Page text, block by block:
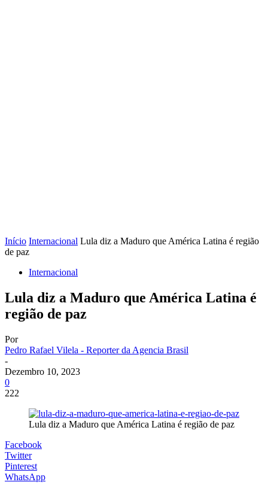
Início Internacional Lula diz a Maduro que América Latina é região
de paz
Internacional
Lula diz a Maduro que América Latina é
região de paz
Por
Pedro Rafael Vilela - Reporter da Agencia Brasil
-
Dezembro 10, 2023
0
222
Lula diz a Maduro que América Latina é região de paz
Facebook
Twitter
Pinterest
WhatsApp